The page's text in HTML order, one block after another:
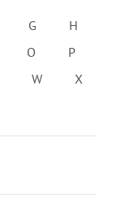
G
H
O
P
W
X